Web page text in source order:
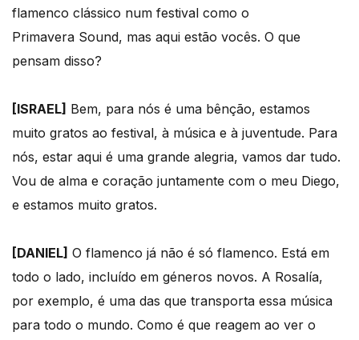
flamenco clássico num festival como o
Primavera Sound, mas aqui estão vocês. O que
pensam disso?
[ISRAEL] Bem, para nós é uma bênção, estamos
muito gratos ao festival, à música e à juventude. Para
nós, estar aqui é uma grande alegria, vamos dar tudo.
Vou de alma e coração juntamente com o meu Diego,
e estamos muito gratos.
[DANIEL] O flamenco já não é só flamenco. Está em
todo o lado, incluído em géneros novos. A Rosalía,
por exemplo, é uma das que transporta essa música
para todo o mundo. Como é que reagem ao ver o